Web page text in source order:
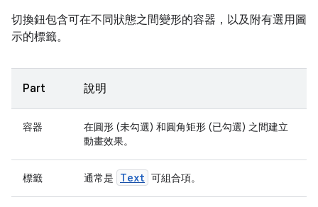
切換鈕包含可在不同狀態之間變形的容器，以及附有選用圖
示的標籤。
Part 說明
容器
在圓形 (未勾選) 和圓角矩形 (已勾選) 之間建立
動畫效果。
標籤 通常是 Text 可組合項。